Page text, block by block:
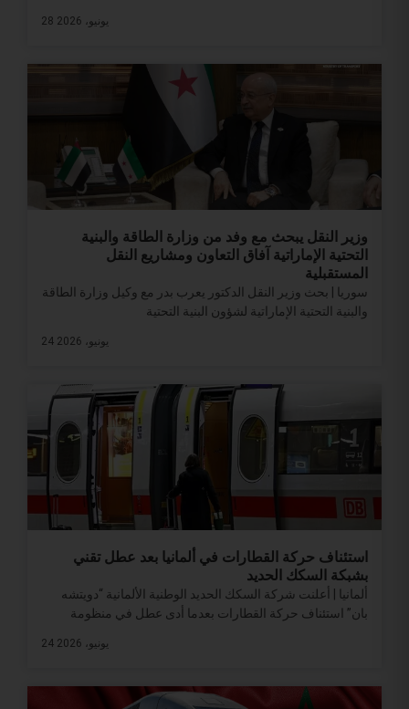
28 يونيو، 2026
وزير النقل يبحث مع وفد من وزارة الطاقة والبنية
التحتية الإماراتية آفاق التعاون ومشاريع النقل
المستقبلية
سوريا | بحث وزير النقل الدكتور يعرب بدر مع وكيل وزارة الطاقة
والبنية التحتية الإماراتية لشؤون البنية التحتية
24 يونيو، 2026
استئناف حركة القطارات في ألمانيا بعد عطل تقني
بشبكة السكك الحديد
ألمانيا | أعلنت شركة السكك الحديد الوطنية الألمانية “دويتشه
بان” استئناف حركة القطارات بعدما أدى عطل في منظومة
24 يونيو، 2026